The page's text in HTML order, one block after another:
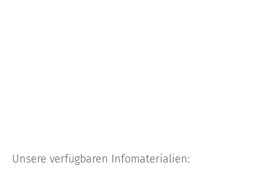
Unsere verfügbaren Infomaterialien: